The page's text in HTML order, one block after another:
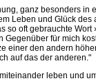
ganz besonders in
Leben und Glück
so oft gebrauchte
Gegenüber für mich
einer den andern
auf das der anderen."
leben und